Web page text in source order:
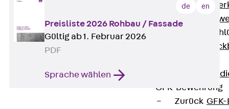
Zurück
GFK-Bewehrung
Zurück
de en
Preisliste 2026 Rohbau / Fassade
Gültig ab 1. Februar 2026
PDF
Sprache wählen